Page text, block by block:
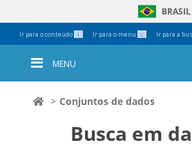
Ir para o conteúdo 1 Ir para o menu 2 Ir para a
BRASIL
MENU
Conjuntos de dados
Busca em